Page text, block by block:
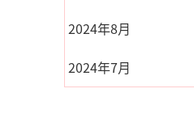
2024年8月
2024年7月